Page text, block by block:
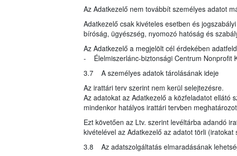
Az Adatkezelő nem továbbít személyes adatot
Adatkezelő csak kivételes esetben és
bíróság, ügyészség, nyomozó hatóság és
Az Adatkezelő a megjelölt cél érdekében
- Élelmiszerlánc-biztonsági Centrum Nonprofit
3.7 A személyes adatok tárolásának ideje
Az irattári terv szerint nem kerül selejtezésre.
Az adatokat az Adatkezelő a közfeladatot ellátó
mindenkor hatályos irattári tervben
Ezt követően az Ltv. szerint levéltárba adandó
kivételével az Adatkezelő az adatot törli
3.8 Az adatszolgáltatás elmaradásának